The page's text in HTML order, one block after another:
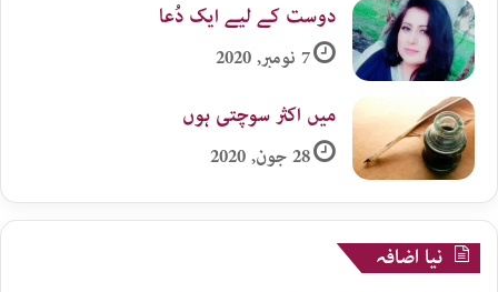
دوست کے لیے ایک دُعا
7 نومبر, 2020
میں اکثر سوچتی ہوں
28 جون, 2020
نیا اضافہ